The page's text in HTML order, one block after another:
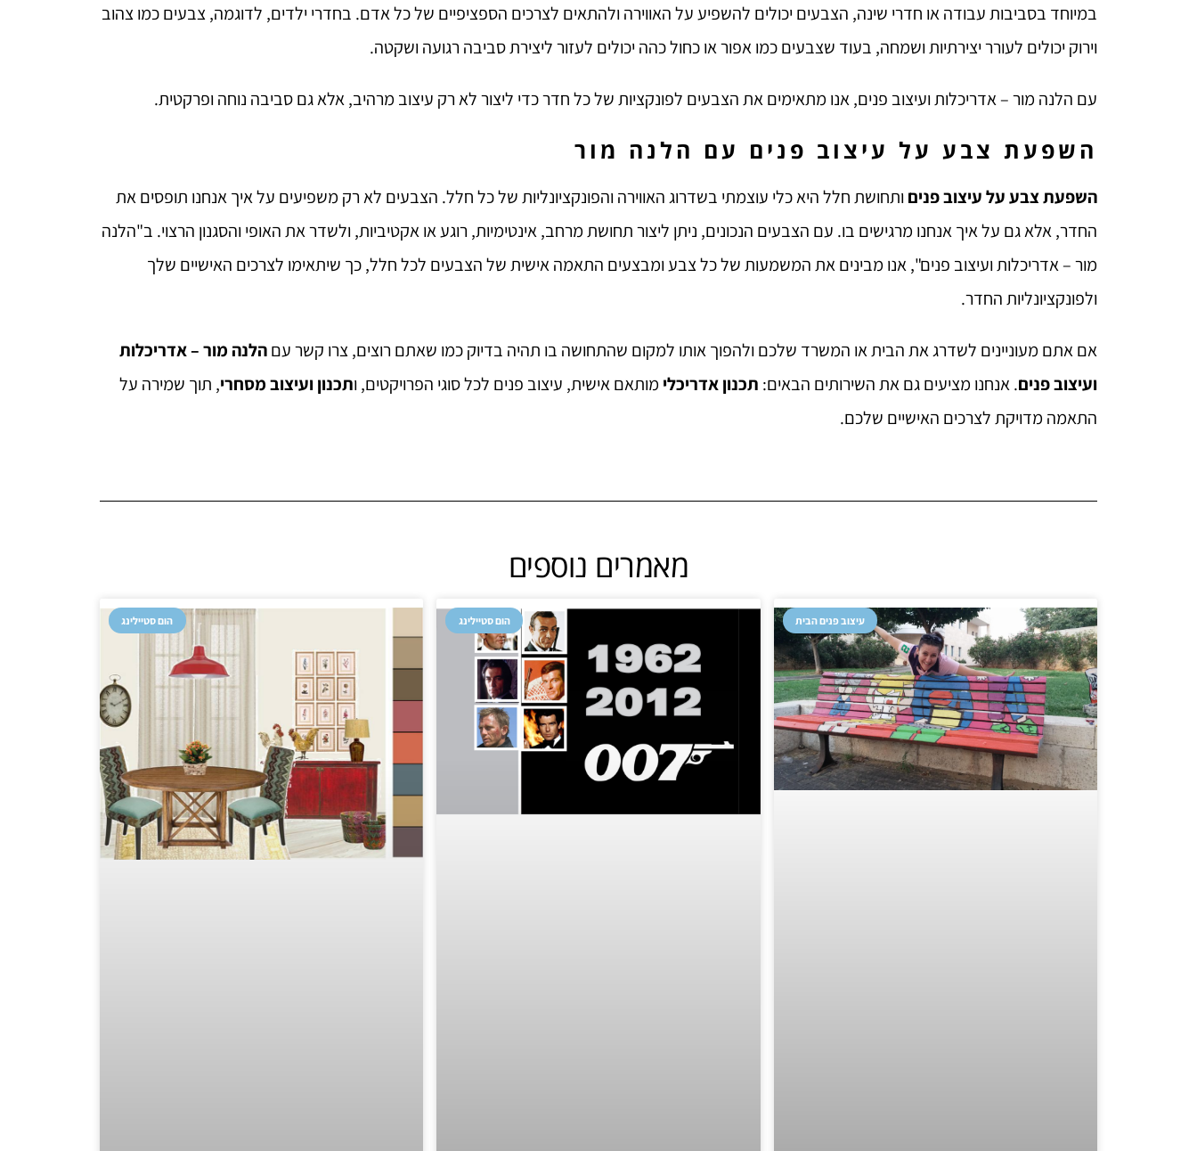
במיוחד בסביבות עבודה או חדרי שינה, הצבעים יכולים להשפיע על האווירה ולהתאים לצרכים הספציפיים של כל אדם. בחדרי ילדים, לדוגמה, צבעים כמו צהוב
וירוק יכולים לעורר יצירתיות ושמחה, בעוד שצבעים כמו אפור או כחול כהה יכולים לעזור ליצירת סביבה רגועה ושקטה.
עם הלנה מור – אדריכלות ועיצוב פנים, אנו מתאימים את הצבעים לפונקציות של כל חדר כדי ליצור לא רק עיצוב מרהיב, אלא גם סביבה נוחה ופרקטית.
השפעת צבע על עיצוב פנים עם הלנה מור
השפעת צבע על עיצוב פניםותחושת חלל היא כלי עוצמתי בשדרוג האווירה והפונקציונליות של כל חלל. הצבעים לא רק משפיעים על איך אנחנו תופסים את
החדר, אלא גם על איך אנחנו מרגישים בו. עם הצבעים הנכונים, ניתן ליצור תחושת מרחב, אינטימיות, רוגע או אקטיביות, ולשדר את האופי והסגנון הרצוי. ב"הלנה
מור – אדריכלות ועיצוב פנים", אנו מבינים את המשמעות של כל צבע ומבצעים התאמה אישית של הצבעים לכל חלל, כך שיתאימו לצרכים האישיים שלך
ולפונקציונליות החדר.
אם אתם מעוניינים לשדרג את הבית או המשרד שלכם ולהפוך אותו למקום שהתחושה בו תהיה בדיוק כמו שאתם רוצים, צרו קשר עםהלנה מור – אדריכלות
ועיצוב פנים. אנחנו מציעים גם את השירותים הבאים: תכנון אדריכלי מותאם אישית, עיצוב פנים לכל סוגי הפרויקטים, ותכנון ועיצוב מסחרי, תוך שמירה על
התאמה מדויקת לצרכים האישיים שלכם.
מאמרים נוספים
עיצוב פנים הבית הום סטיילינג הום סטיילינג